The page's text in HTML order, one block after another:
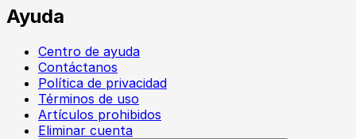
Ayuda
Centro de ayuda
Contáctanos
Política de privacidad
Términos de uso
Artículos prohibidos
Eliminar cuenta